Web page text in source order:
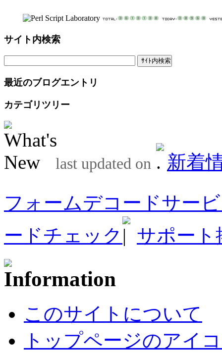
サイト内検索
最近のブログエントリ
カテゴリツリー
last updated on
新着
フォームデコードサー
ードチェック
サポート
このサイトについて
トップページのアイ